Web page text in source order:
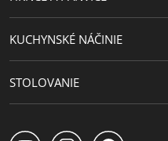
Výška (cm)
KUCHYNSKÉ NÁČINIE
STOLOVANIE